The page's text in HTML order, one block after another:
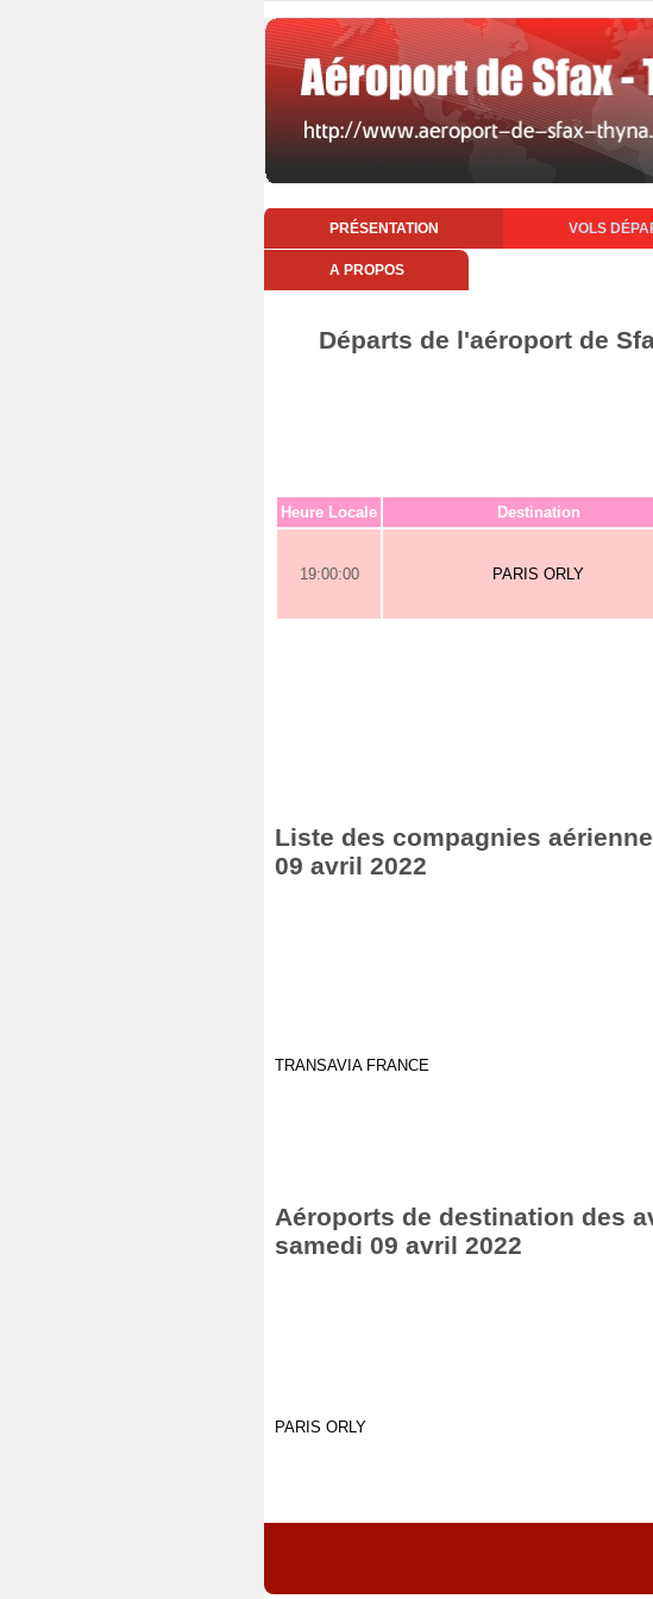
PRÉSENTATION VOLS
A PROPOS
Départs de l'aéroport de
Heure Locale Destination
19:00:00 PARIS ORLY
Liste des compagnies
09 avril 2022
TRANSAVIA FRANCE
Aéroports de destination des
samedi 09 avril 2022
PARIS ORLY